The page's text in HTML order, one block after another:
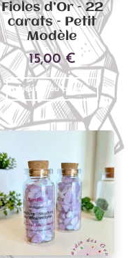
Fioles d’Or – 22
carats – Petit
Modèle
15,00€
Ajouter au panier